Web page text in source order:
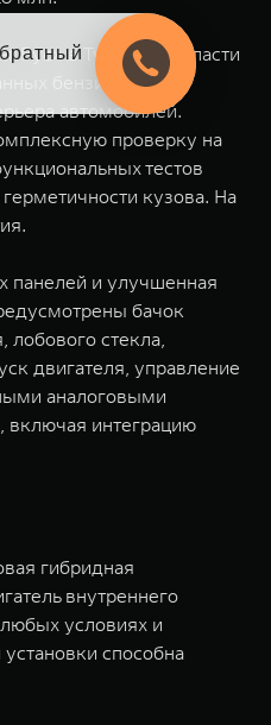
Рус» в Тульской области
бензиновых
автомобилей.
проверку на
тестов
кузова. На
панелей и улучшенная
бачок
стекла,
двигателя, управление
аналоговыми
включая интеграцию
гибридная
внутреннего
условиях и
способна